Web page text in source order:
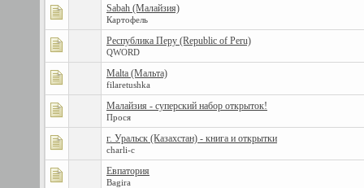
Sabah (Малайзия)
Картофель
Республика Перу (Republic of Peru)
QWORD
Malta (Мальта)
filaretushka
Малайзия - суперский набор открыток!
Прося
г. Уральск (Казахстан) - книга и открытки
charli-c
Евпатория
Bagira